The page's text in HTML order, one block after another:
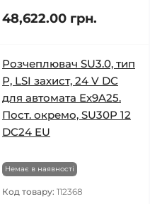
48,622.00 грн.
Розчеплювач SU3.0, тип
Р, LSI захист, 24 V DC
для автомата Ex9A25.
Пост. окремо, SU30P 12
DC24 EU
Немає в наявності
Код товару: 112368